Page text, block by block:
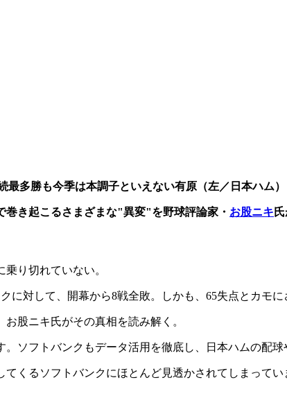
最多勝も今季は本調子といえない有原（左／日本ハム）
き起こるさまざまな"異変"を野球評論家・ お股ニキ
り切れていない。
対して、開幕から8戦全敗。しかも、65失点とカモに
股ニキ氏がその真相を読み解く。
ソフトバンクもデータ活用を徹底し、日本ハムの配
くるソフトバンクにほとんど見透かされてしまって